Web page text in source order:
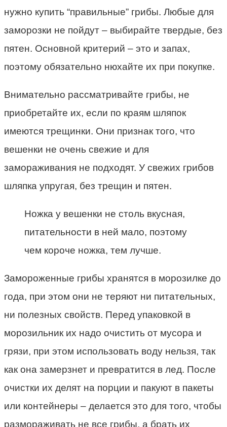
нужно купить “правильные” грибы. Любые для
заморозки не пойдут – выбирайте твердые, без
пятен. Основной критерий – это и запах,
поэтому обязательно нюхайте их при покупке.
Внимательно рассматривайте грибы, не
приобретайте их, если по краям шляпок
имеются трещинки. Они признак того, что
вешенки не очень свежие и для
замораживания не подходят. У свежих грибов
шляпка упругая, без трещин и пятен.
Ножка у вешенки не столь вкусная,
питательности в ней мало, поэтому
чем короче ножка, тем лучше.
Замороженные грибы хранятся в морозилке до
года, при этом они не теряют ни питательных,
ни полезных свойств. Перед упаковкой в
морозильник их надо очистить от мусора и
грязи, при этом использовать воду нельзя, так
как она замерзнет и превратится в лед. После
очистки их делят на порции и пакуют в пакеты
или контейнеры – делается это для того, чтобы
размораживать не все грибы, а брать их